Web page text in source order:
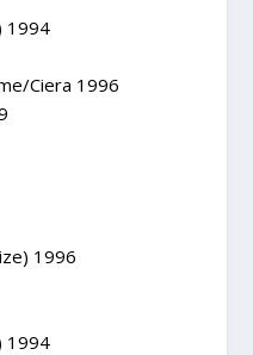
1994
Ciera 1996
1996
1994